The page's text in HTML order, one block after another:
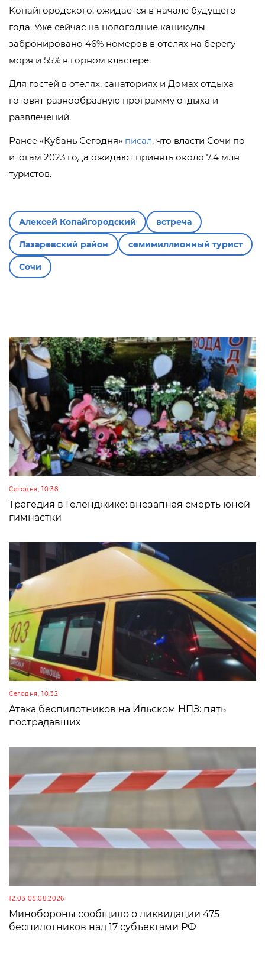
Копайгородского, ожидается в начале будущего
года. Уже сейчас на новогодние каникулы
забронировано 46% номеров в отелях на берегу
моря и 55% в горном кластере.
Для гостей в отелях, санаториях и Домах отдыха
готовят разнообразную программу отдыха и
развлечений.
Ранее «Кубань Сегодня» писал, что власти Сочи по
итогам 2023 года ожидают принять около 7,4 млн
туристов.
Алексей Копайгородский встреча
Лазаревский район семимиллионный турист
Сочи
Сегодня, 10:38
Трагедия в Геленджике: внезапная смерть юной
гимнастки
Сегодня, 10:32
Атака беспилотников на Ильском НПЗ: пять
пострадавших
12:03 05.08.2026
Минобороны сообщило о ликвидации 475
беспилотников над 17 субъектами РФ